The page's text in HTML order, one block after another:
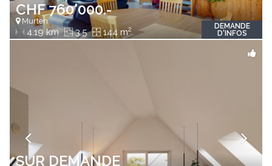
CHF 760'000.-
Murten
4.19 km 3.5 144 m2
DEMANDE
D'INFOS
SUR DEMANDE